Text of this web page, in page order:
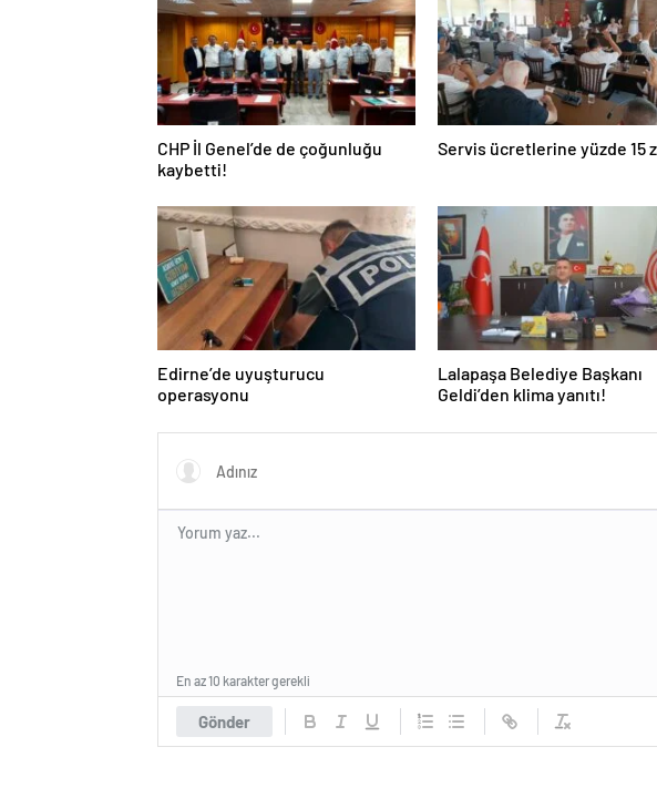
CHP İl Genel’de de çoğunluğu
kaybetti!
Servis ücretlerine yüzde 15
Edirne’de uyuşturucu
operasyonu
Lalapaşa Belediye Başkanı
Geldi’den klima yanıtı!
Gönder
En az 10 karakter gerekli